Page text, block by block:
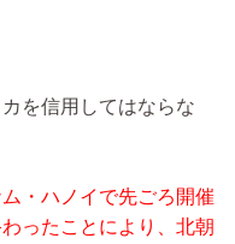
を信用してはならな
・ハノイで先ごろ開催
ったことにより、北朝